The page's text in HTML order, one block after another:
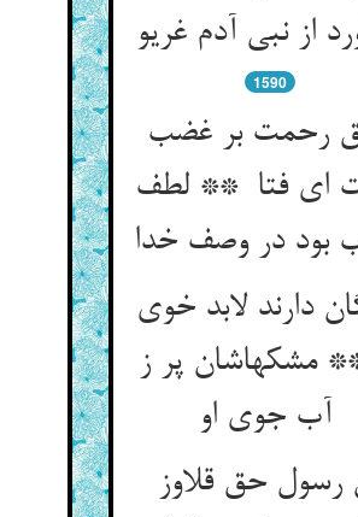
1590
رحمت بر غضب
ای فتا ** لطف
دارند لابد خوی
مشکهاشان پر ز
رسول حق قلاوز